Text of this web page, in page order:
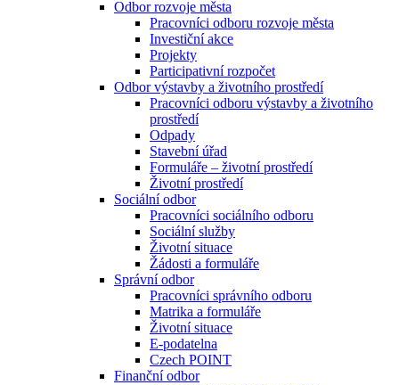
Odbor rozvoje města
Pracovníci odboru rozvoje města
Investiční akce
Projekty
Participativní rozpočet
Odbor výstavby a životního prostředí
Pracovníci odboru výstavby a životního
prostředí
Odpady
Stavební úřad
Formuláře – životní prostředí
Životní prostředí
Sociální odbor
Pracovníci sociálního odboru
Sociální služby
Životní situace
Žádosti a formuláře
Správní odbor
Pracovníci správního odboru
Matrika a formuláře
Životní situace
E-podatelna
Czech POINT
Finanční odbor